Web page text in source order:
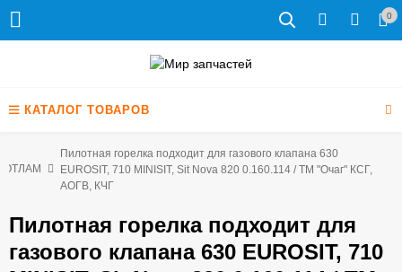
0
КАТАЛОГ ТОВАРОВ
Пилотная горелка подходит для газового клапана 630
EUROSIT, 710 MINISIT, Sit Nova 820 0.160.114 / ТМ "Очаг" КСГ,
АОГВ, КЧГ
Пилотная горелка подходит для
газового клапана 630 EUROSIT, 710